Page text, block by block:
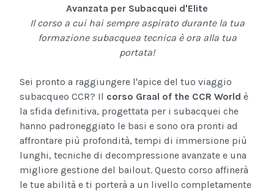
Avanzata per Subacquei d'Elite
Il corso a cui hai sempre aspirato durante la tua
formazione subacquea tecnica è ora alla tua
portata!
Sei pronto a raggiungere l'apice del tuo viaggio
subacqueo CCR? Il corso Graal of the CCR World è
la sfida definitiva, progettata per i subacquei che
hanno padroneggiato le basi e sono ora pronti ad
affrontare più profondità, tempi di immersione più
lunghi, tecniche di decompressione avanzate e una
migliore gestione del bailout. Questo corso affinerà
le tue abilità e ti porterà a un livello completamente